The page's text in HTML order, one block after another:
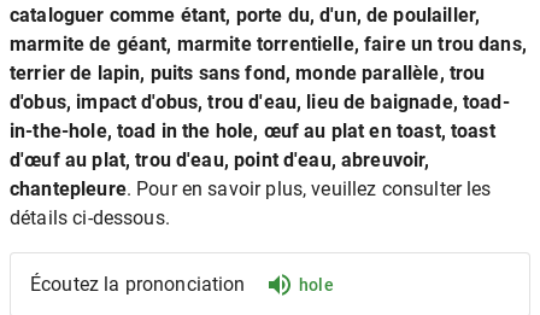
cataloguer comme étant, porte du, d'un, de poulailler,
marmite de géant, marmite torrentielle, faire un trou dans,
terrier de lapin, puits sans fond, monde parallèle, trou
d'obus, impact d'obus, trou d'eau, lieu de baignade, toad-
in-the-hole, toad in the hole, œuf au plat en toast, toast
d'œuf au plat, trou d'eau, point d'eau, abreuvoir,
chantepleure. Pour en savoir plus, veuillez consulter les
détails ci-dessous.
Écoutez la prononciation hole